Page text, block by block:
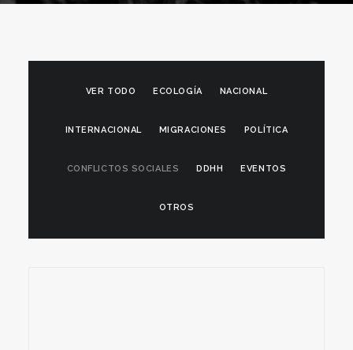
VER TODO ECOLOGÍA NACIONAL
INTERNACIONAL MIGRACIONES POLÍTICA
CONFLICTOS SOCIALES DDHH EVENTOS
OTROS